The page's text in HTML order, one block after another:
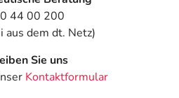
44 00 200
aus dem dt. Netz)
Sie uns
Kontaktformular